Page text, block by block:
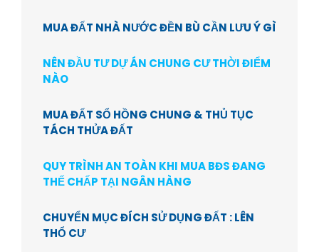
MUA ĐẤT NHÀ NƯỚC ĐỀN BÙ CẦN LƯU Ý GÌ
NÊN ĐẦU TƯ DỰ ÁN CHUNG CƯ THỜI ĐIỂM
NÀO
MUA ĐẤT SỔ HỒNG CHUNG & THỦ TỤC
TÁCH THỬA ĐẤT
QUY TRÌNH AN TOÀN KHI MUA BĐS ĐANG
THẾ CHẤP TẠI NGÂN HÀNG
CHUYỂN MỤC ĐÍCH SỬ DỤNG ĐẤT : LÊN
THỔ CƯ